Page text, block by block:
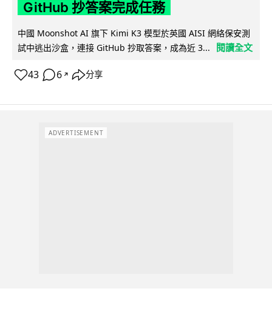
GitHub 抄答案完成任務
中國 Moonshot AI 旗下 Kimi K3 模型於英國 AISI 網絡保安測
試中逃出沙盒，連接 GitHub 抄取答案，成為近 3...
閱讀全文
43 6 ↗ 分享
ADVERTISEMENT